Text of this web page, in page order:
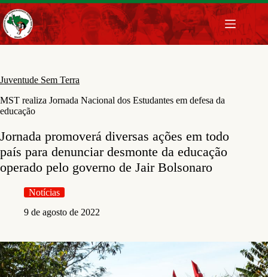
Pular
para
o
conteúdo
Juventude Sem Terra
MST realiza Jornada Nacional dos Estudantes em defesa da
educação
Jornada promoverá diversas ações em todo
país para denunciar desmonte da educação
operado pelo governo de Jair Bolsonaro
Notícias
9 de agosto de 2022